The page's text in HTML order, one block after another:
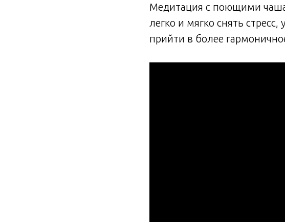
Медитация с поющими
легко и мягко снять
прийти в более